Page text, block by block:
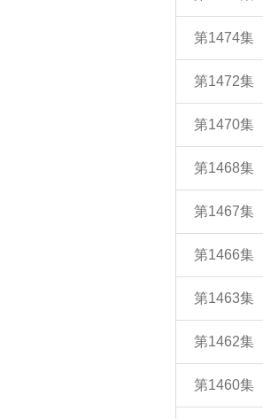
第1474集
第1472集
第1470集
第1468集
第1467集
第1466集
第1463集
第1462集
第1460集